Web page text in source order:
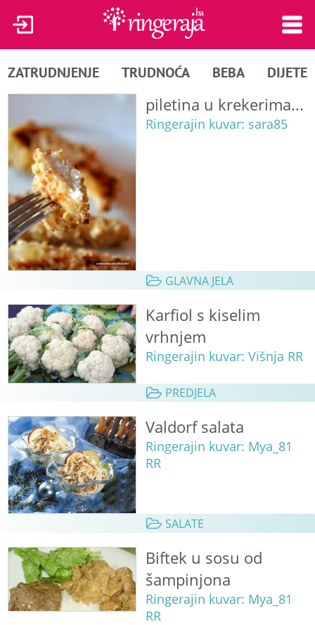
ZATRUDNJENJE TRUDNOĆA BEBA DIJETE
piletina u krekerima...
Ringerajin kuvar: sara85
GLAVNA JELA
Karfiol s kiselim
vrhnjem
Ringerajin kuvar: Višnja RR
PREDJELA
Valdorf salata
Ringerajin kuvar: Mya_81
RR
SALATE
Biftek u sosu od
šampinjona
Ringerajin kuvar: Mya_81
RR